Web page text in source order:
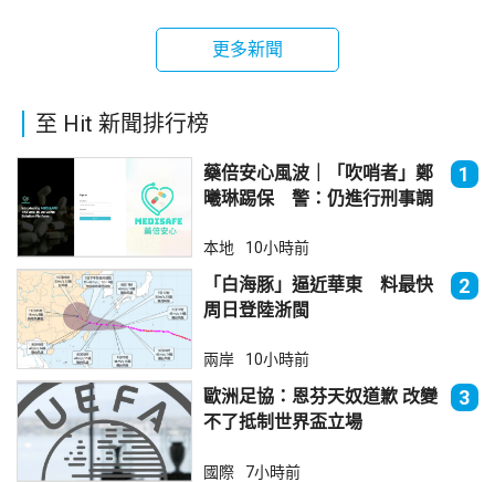
更多新聞
至 Hit 新聞排行榜
藥倍安心風波｜「吹哨者」鄭
曦琳踢保 警：仍進行刑事調
1
本地 10小時前
「白海豚」逼近華東 料最快
周日登陸浙閩
2
兩岸 10小時前
歐洲足協：恩芬天奴道歉 改變
不了抵制世界盃立場
3
國際 7小時前